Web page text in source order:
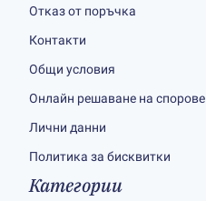
Отказ от поръчка
Контакти
Общи условия
Онлайн решаване на спорове
Лични данни
Политика за бисквитки
Категории